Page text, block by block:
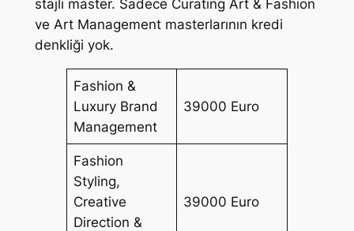
stajlı master. Sadece Curating Art & Fashion
ve Art Management masterlarının kredi
denkliği yok.
Fashion &
Luxury Brand
Management
39000 Euro
Fashion
Styling,
Creative
Direction &
39000 Euro